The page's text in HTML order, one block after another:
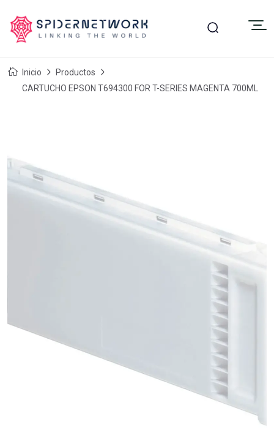
Inicio
Productos
CARTUCHO EPSON T694300 FOR T-SERIES MAGENTA 700ML